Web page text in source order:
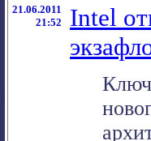
21.06.2011
21:52
Intel